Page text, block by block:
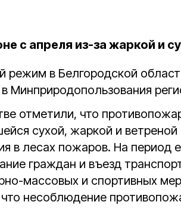
с апреля из-за жаркой и
в Белгородской
Минприродопользования
отметили, что
сухой, жаркой и ветреной
в лесах пожаров. На период
граждан и въезд
массовых и спортивных
несоблюдение